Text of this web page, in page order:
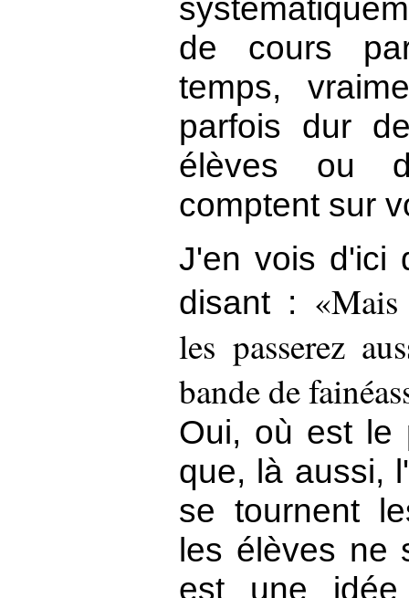
de cours
temps,
parfois dur
élèves ou
comptent sur
J'en vois d'ici
disant :
Mais
les passerez
bande de
Oui, où est le
que, là aussi,
se tournent
les élèves ne
est une